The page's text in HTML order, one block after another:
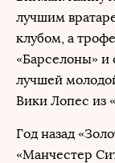
лучшим
клубом, а
«Барселоны»
лучшей
Вики Лопес из
Год назад
«Манчестер